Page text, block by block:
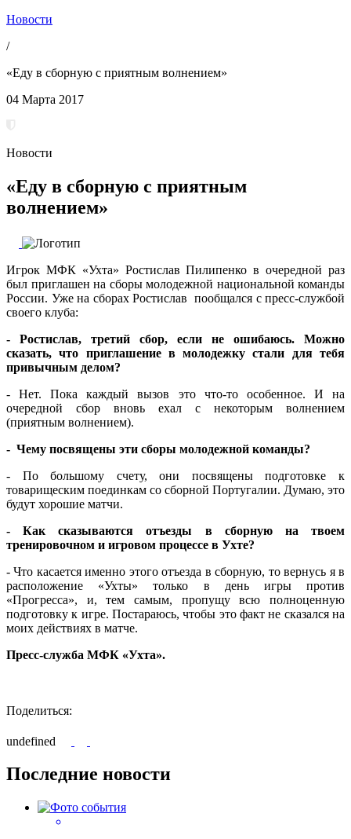
Новости
/
«Еду в сборную с приятным волнением»
04 Марта 2017
Новости
«Еду в сборную с приятным
волнением»
Игрок МФК «Ухта» Ростислав Пилипенко в очередной раз
был приглашен на сборы молодежной национальной команды
России. Уже на сборах Ростислав пообщался с пресс-службой
своего клуба:
- Ростислав, третий сбор, если не ошибаюсь. Можно
сказать, что приглашение в молодежку стали для тебя
привычным делом?
- Нет. Пока каждый вызов это что-то особенное. И на
очередной сбор вновь ехал с некоторым волнением
(приятным волнением).
- Чему посвящены эти сборы молодежной команды?
- По большому счету, они посвящены подготовке к
товарищеским поединкам со сборной Португалии. Думаю, это
будут хорошие матчи.
- Как сказываются отъезды в сборную на твоем
тренировочном и игровом процессе в Ухте?
- Что касается именно этого отъезда в сборную, то вернусь я в
расположение «Ухты» только в день игры против
«Прогресса», и, тем самым, пропущу всю полноценную
подготовку к игре. Постараюсь, чтобы это факт не сказался на
моих действиях в матче.
Пресс-служба МФК «Ухта».
Поделиться:
undefined
Последние новости